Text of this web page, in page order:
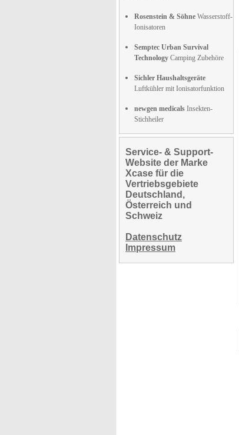
Rosenstein & Söhne Wasserstoff-
Ionisatoren
Semptec Urban Survival
Technology Camping Zubehöre
Sichler Haushaltsgeräte
Luftkühler mit Ionisatorfunktion
newgen medicals Insekten-
Stichheiler
Service- & Support-
Website der Marke
Xcase für die
Vertriebsgebiete
Deutschland,
Österreich und
Schweiz
Datenschutz
Impressum